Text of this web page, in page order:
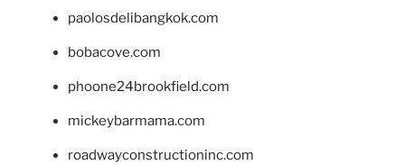
paolosdelibangkok.com
bobacove.com
phoone24brookfield.com
mickeybarmama.com
roadwayconstructioninc.com